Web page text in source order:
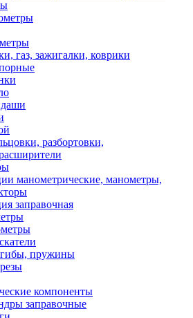
газ, зажигалки, коврики
разбортовки,
манометрические, манометры,
заправочная
пружины
компоненты
заправочные